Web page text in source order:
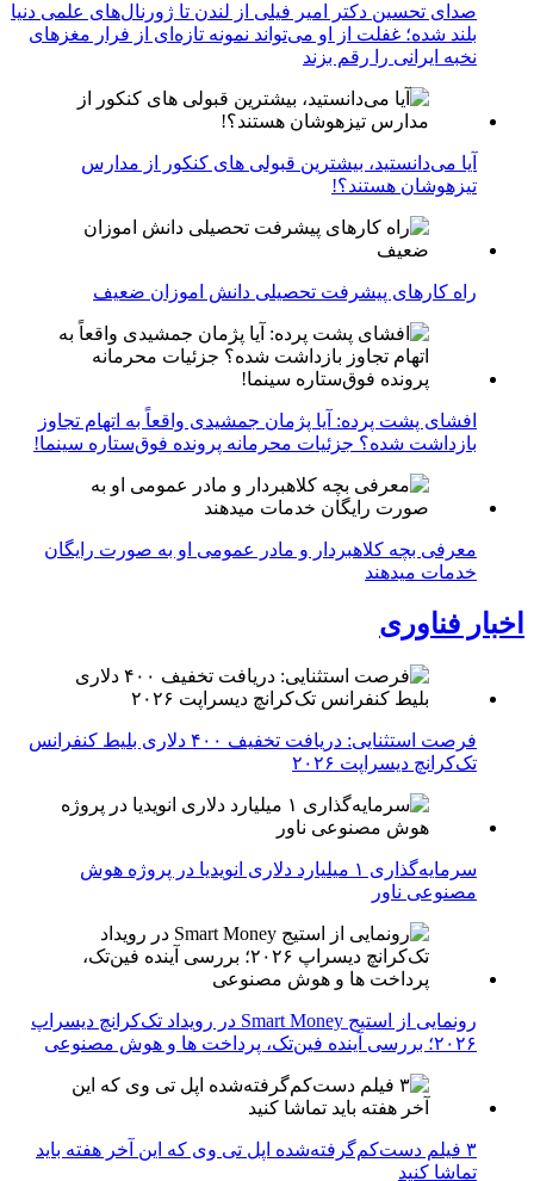
صدای تحسین دکتر امیر فیلی از لندن تا ژورنال‌های علمی دنیا
بلند شده؛ غفلت از او می‌تواند نمونه تازه‌ای از فرار مغزهای
نخبه ایرانی را رقم بزند
آیا می‌دانستید، بیشترین قبولی های کنکور از مدارس
تیزهوشان هستند؟!
راه کارهای پیشرفت تحصیلی دانش اموزان ضعیف
افشای پشت پرده: آیا پژمان جمشیدی واقعاً به اتهام تجاوز
بازداشت شده؟ جزئیات محرمانه پرونده فوق‌ستاره سینما!
معرفی بچه کلاهبردار و مادر عمومی او به صورت رایگان
خدمات میدهند
اخبار فناوری
فرصت استثنایی: دریافت تخفیف ۴۰۰ دلاری بلیط کنفرانس
تک‌کرانچ دیسراپت ۲۰۲۶
سرمایه‌گذاری ۱ میلیارد دلاری انویدیا در پروژه هوش
مصنوعی ناور
رونمایی از استیج Smart Money در رویداد تک‌کرانچ دیسراپ
۲۰۲۶؛ بررسی آینده فین‌تک، پرداخت‌ ها و هوش مصنوعی
۳ فیلم دست‌کم‌گرفته‌شده اپل تی وی که این آخر هفته باید
تماشا کنید